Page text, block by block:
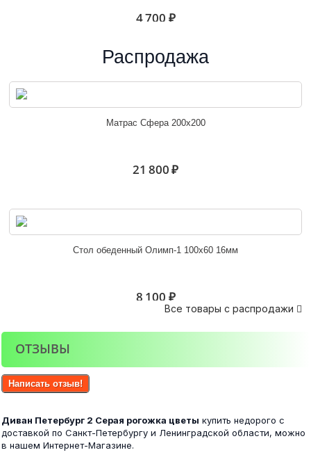
4 700 ₽
Распродажа
Матрас Сфера 200х200
21 800 ₽
Стол обеденный Олимп-1 100х60 16мм
8 100 ₽
81 000 ₽
Все товары с распродажи 
ОТЗЫВЫ
Написать отзыв!
Диван Петербург 2 Серая рогожка цветы купить недорого с
доставкой по Санкт-Петербургу и Ленинградской области, можно
в нашем Интернет-Магазине.